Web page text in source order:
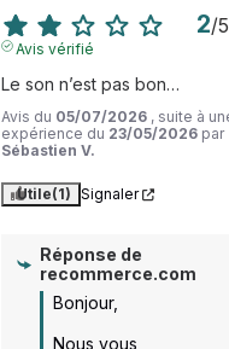
2/5
Avis vérifié
Le son n’est pas bon…
Avis du 05/07/2026 , suite à
expérience du 23/05/2026 par
Sébastien V.
Utile(1) Signaler
Réponse de
recommerce.com
Bonjour,
Nous vous